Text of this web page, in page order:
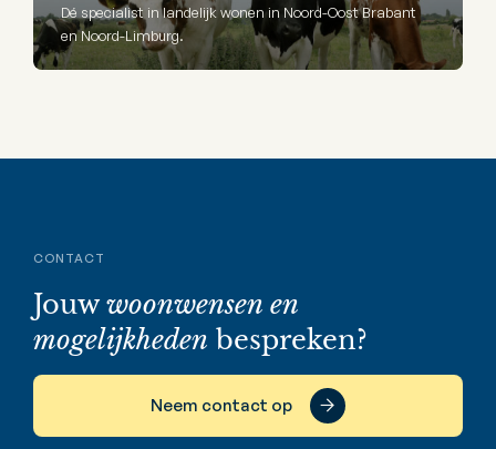
Dé specialist in landelijk wonen in Noord-Oost Brabant
en Noord-Limburg.
CONTACT
Jouwwoonwensen en
mogelijkheden bespreken?
Neem contact op